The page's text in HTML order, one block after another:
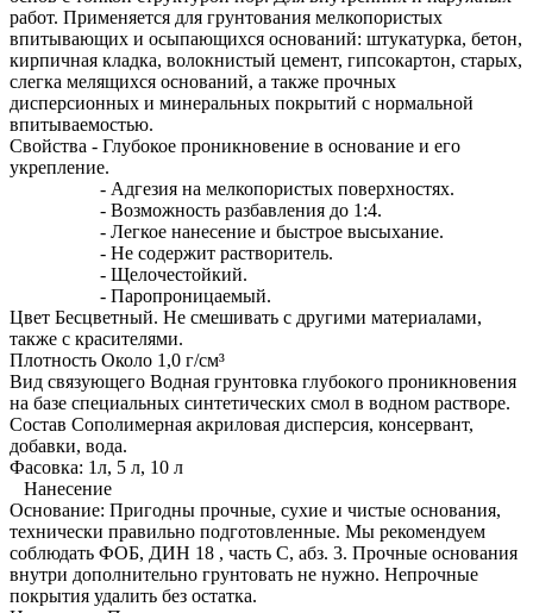
работ. Применяется для грунтования мелкопористых
впитывающих и осыпающихся оснований: штукатурка, бетон,
кирпичная кладка, волокнистый цемент, гипсокартон, старых,
слегка мелящихся оснований, а также прочных
дисперсионных и минеральных покрытий с нормальной
впитываемостью.
Свойства - Глубокое проникновение в основание и его
укрепление.
- Адгезия на мелкопористых поверхностях.
- Возможность разбавления до 1:4.
- Легкое нанесение и быстрое высыхание.
- Не содержит растворитель.
- Щелочестойкий.
- Паропроницаемый.
Цвет Бесцветный. Не смешивать с другими материалами,
также с красителями.
Плотность Около 1,0 г/см³
Вид связующего Водная грунтовка глубокого проникновения
на базе специальных синтетических смол в водном растворе.
Состав Сополимерная акриловая дисперсия, консервант,
добавки, вода.
Фасовка: 1л, 5 л, 10 л
Нанесение
Основание: Пригодны прочные, сухие и чистые основания,
технически правильно подготовленные. Мы рекомендуем
соблюдать ФОБ, ДИН 18 , часть С, абз. 3. Прочные основания
внутри дополнительно грунтовать не нужно. Непрочные
покрытия удалить без остатка.